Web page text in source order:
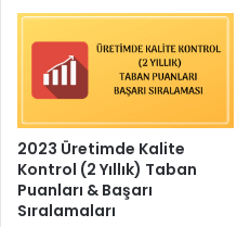
2023 Üretimde Kalite
Kontrol (2 Yıllık) Taban
Puanları & Başarı
Sıralamaları